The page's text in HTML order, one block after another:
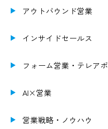
アウトバウンド営業
インサイドセールス
フォーム営業・テレアポ
AI×営業
営業戦略・ノウハウ